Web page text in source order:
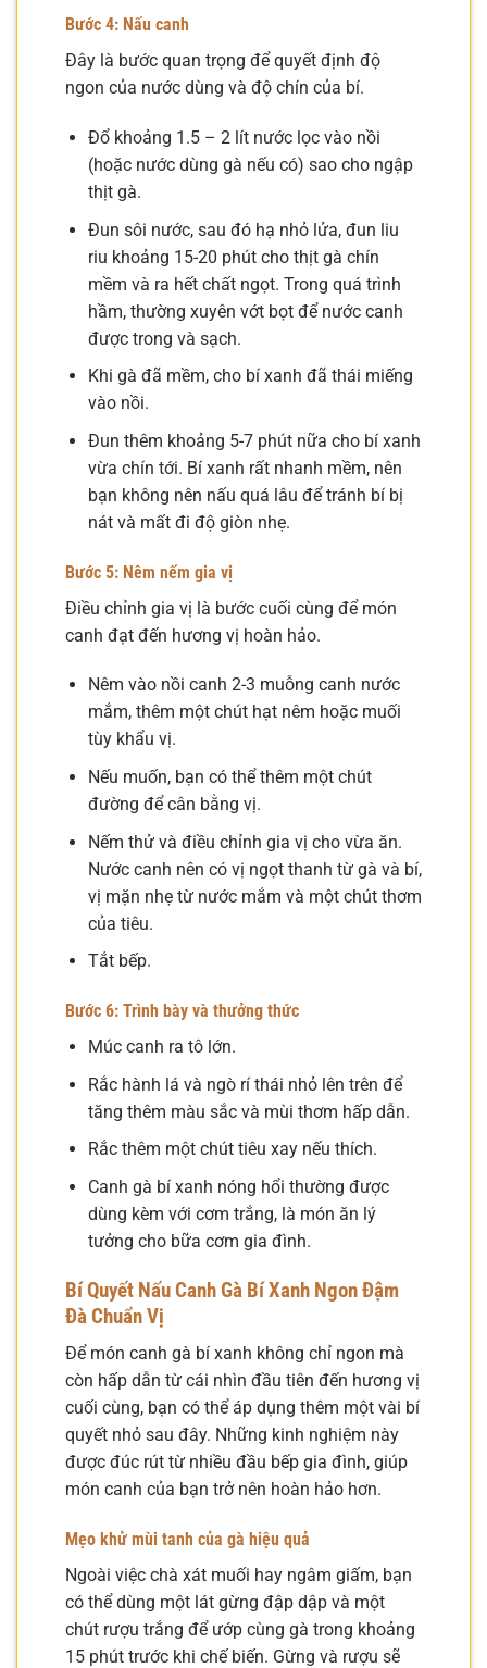
Bước 4: Nấu canh
Đây là bước quan trọng để quyết định độ
ngon của nước dùng và độ chín của bí.
Đổ khoảng 1.5 – 2 lít nước lọc vào nồi
(hoặc nước dùng gà nếu có) sao cho ngập
thịt gà.
Đun sôi nước, sau đó hạ nhỏ lửa, đun liu
riu khoảng 15-20 phút cho thịt gà chín
mềm và ra hết chất ngọt. Trong quá trình
hầm, thường xuyên vớt bọt để nước canh
được trong và sạch.
Khi gà đã mềm, cho bí xanh đã thái miếng
vào nồi.
Đun thêm khoảng 5-7 phút nữa cho bí xanh
vừa chín tới. Bí xanh rất nhanh mềm, nên
bạn không nên nấu quá lâu để tránh bí bị
nát và mất đi độ giòn nhẹ.
Bước 5: Nêm nếm gia vị
Điều chỉnh gia vị là bước cuối cùng để món
canh đạt đến hương vị hoàn hảo.
Nêm vào nồi canh 2-3 muỗng canh nước
mắm, thêm một chút hạt nêm hoặc muối
tùy khẩu vị.
Nếu muốn, bạn có thể thêm một chút
đường để cân bằng vị.
Nếm thử và điều chỉnh gia vị cho vừa ăn.
Nước canh nên có vị ngọt thanh từ gà và bí,
vị mặn nhẹ từ nước mắm và một chút thơm
của tiêu.
Tắt bếp.
Bước 6: Trình bày và thưởng thức
Múc canh ra tô lớn.
Rắc hành lá và ngò rí thái nhỏ lên trên để
tăng thêm màu sắc và mùi thơm hấp dẫn.
Rắc thêm một chút tiêu xay nếu thích.
Canh gà bí xanh nóng hổi thường được
dùng kèm với cơm trắng, là món ăn lý
tưởng cho bữa cơm gia đình.
Bí Quyết Nấu Canh Gà Bí Xanh Ngon Đậm
Đà Chuẩn Vị
Để món canh gà bí xanh không chỉ ngon mà
còn hấp dẫn từ cái nhìn đầu tiên đến hương vị
cuối cùng, bạn có thể áp dụng thêm một vài bí
quyết nhỏ sau đây. Những kinh nghiệm này
được đúc rút từ nhiều đầu bếp gia đình, giúp
món canh của bạn trở nên hoàn hảo hơn.
Mẹo khử mùi tanh của gà hiệu quả
Ngoài việc chà xát muối hay ngâm giấm, bạn
có thể dùng một lát gừng đập dập và một
chút rượu trắng để ướp cùng gà trong khoảng
15 phút trước khi chế biến. Gừng và rượu sẽ